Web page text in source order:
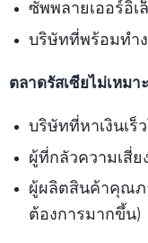
ซัพพลายเออร์อิ
บริษัทที่พร้อมทำ
ตลาดรัสเซียไม่เหมา
บริษัทที่หาเงินเร็
ผู้ที่กลัวความเสี่ย
ผู้ผลิตสินค้าคุณภ
ต้องการมากขึ้น)